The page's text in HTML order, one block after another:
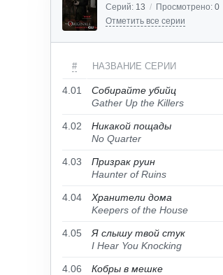
Серий: 13 / Просмотрено: 0
Отметить все серии
# НАЗВАНИЕ СЕРИИ
4.01
Собирайте убийц
Gather Up the Killers
4.02
Никакой пощады
No Quarter
4.03
Призрак руин
Haunter of Ruins
4.04
Хранители дома
Keepers of the House
4.05
Я слышу твой стук
I Hear You Knocking
4.06
Кобры в мешке